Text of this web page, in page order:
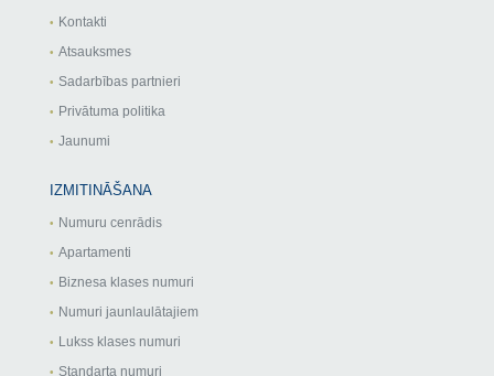
Kontakti
Atsauksmes
Sadarbības partnieri
Privātuma politika
Jaunumi
IZMITINĀŠANA
Numuru cenrādis
Apartamenti
Biznesa klases numuri
Numuri jaunlaulātajiem
Lukss klases numuri
Standarta numuri